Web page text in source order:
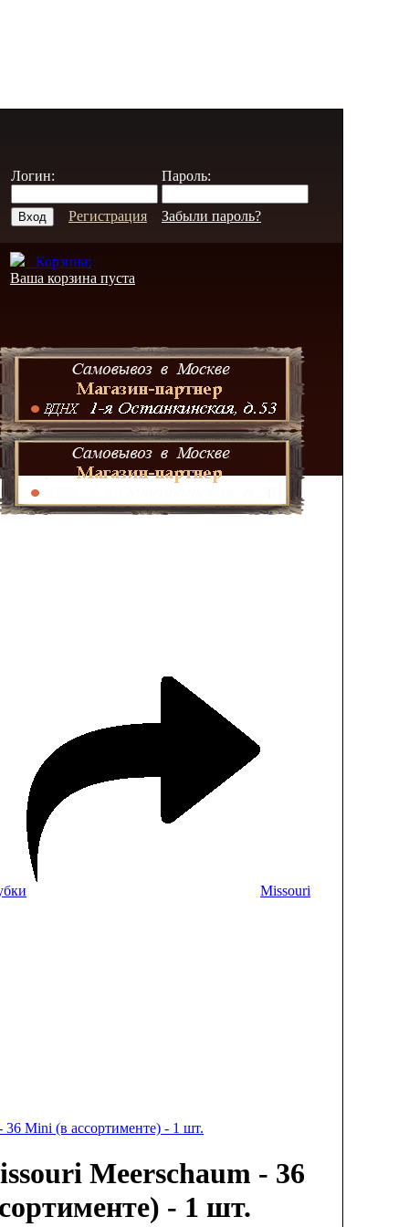
Логин: Пароль:
Регистрация Забыли пароль?
Корзина:
Ваша корзина пуста
Missouri
36 Mini (в ассортименте) - 1 шт.
Meerschaum - 36
- 1 шт.